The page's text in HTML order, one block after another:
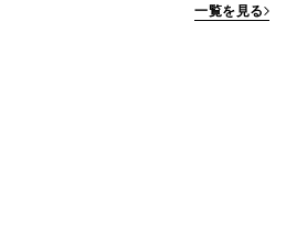
一覧を見る